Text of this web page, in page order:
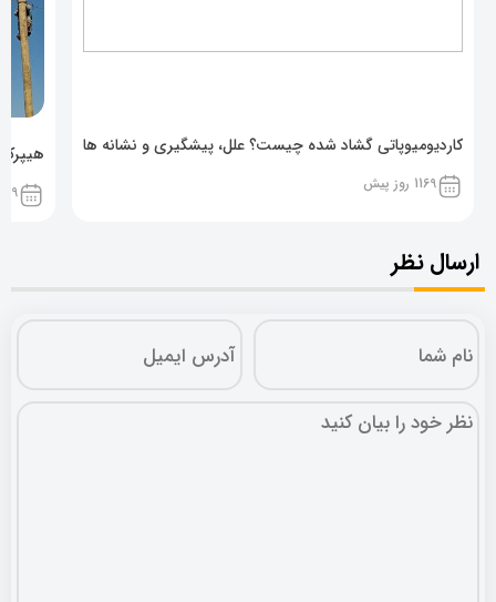
کاردیومیوپاتی گشاد شده چیست؟ علل، پیشگیری و نشانه ها
1169 روز پیش 1169
ارسال نظر